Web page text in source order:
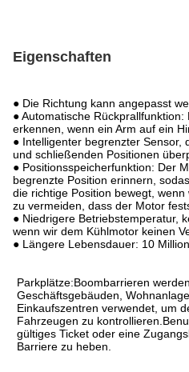
Eigenschaften
● Die Richtung kann angepasst
● Automatische
erkennen, wenn ein Arm auf ein
● Intelligenter begrenzter Sensor,
und schließenden Positionen
● Positionsspeicherfunktion: Der
begrenzte Position erinnern,
die richtige Position bewegt,
zu vermeiden, dass der Motor
● Niedrigere Betriebstemperatur,
wenn wir dem Kühlmotor keinen
● Längere Lebensdauer: 10
Parkplätze:Boombarrieren
Geschäftsgebäuden,
Einkaufszentren verwendet, um
Fahrzeugen zu
gültiges Ticket oder eine
Barriere zu heben.